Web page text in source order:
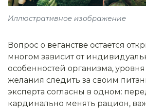
Иллюстративное изображение
Вопрос о веганстве остается
многом зависит от
особенностей организма,
желания следить за своим
эксперта согласны в одном:
кардинально менять рацион,